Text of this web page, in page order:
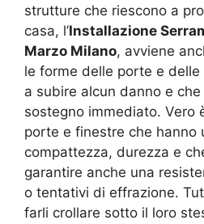
strutture che riescono a
casa, l’Installazione
Marzo Milano, avviene
le forme delle porte e
a subire alcun danno e
sostegno immediato. Vero
porte e finestre che hanno
compattezza, durezza e
garantire anche una
o tentativi di effrazione.
farli crollare sotto il loro